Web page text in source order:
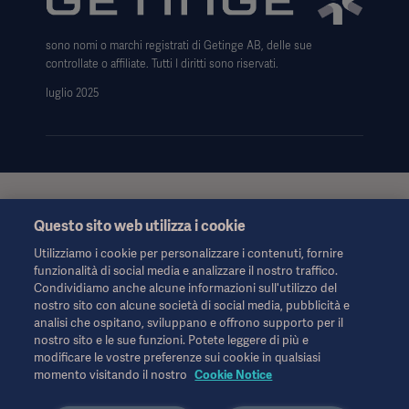
Modello 231
sono nomi o marchi registrati di Getinge AB, delle sue
controllate o affiliate. Tutti I diritti sono riservati.
luglio 2025
sanitari o ad altri professionisti e hanno uno scopo puramente
informativo, non sono esaustive e pertanto non devono essere
considerate una sostituzione delle Istruzioni per l'uso, del
manuale di assistenza o della consulenza medica. Getinge non
si assume alcuna responsabilità per qualsiasi azione o
omissione di terzi basata su questo materiale e l'affidamento è
esclusivamente a rischio dell'utente.
Qualsiasi terapia, soluzione o prodotto menzionato potrebbe
non essere disponibile o consentito nel proprio Paese. Le
Questo sito web utilizza i cookie
Utilizziamo i cookie per personalizzare i contenuti, fornire
funzionalità di social media e analizzare il nostro traffico.
Condividiamo anche alcune informazioni sull'utilizzo del
nostro sito con alcune società di social media, pubblicità e
analisi che ospitano, sviluppano e offrono supporto per il
nostro sito e le sue funzioni. Potete leggere di più e
modificare le vostre preferenze sui cookie in qualsiasi
momento visitando il nostro Cookie Notice